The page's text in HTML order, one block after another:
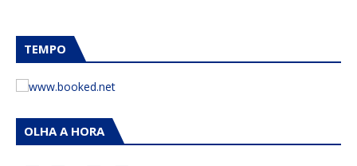
TEMPO
OLHA A HORA